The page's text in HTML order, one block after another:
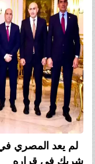
لم يعد المصري
شريك في قراره